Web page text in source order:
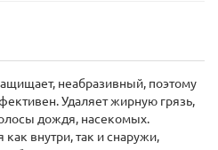
неабразивный, поэтому
Удаляет жирную грязь,
дождя, насекомых.
внутри, так и снаружи,